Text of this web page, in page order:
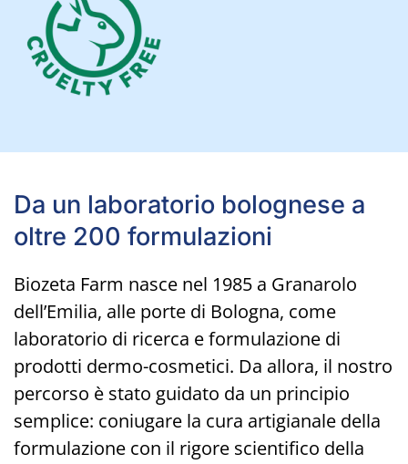
Da un laboratorio bolognese a
oltre 200 formulazioni
Biozeta Farm nasce nel 1985 a Granarolo
dell’Emilia, alle porte di Bologna, come
laboratorio di ricerca e formulazione di
prodotti dermo-cosmetici. Da allora, il nostro
percorso è stato guidato da un principio
semplice: coniugare la cura artigianale della
formulazione con il rigore scientifico della